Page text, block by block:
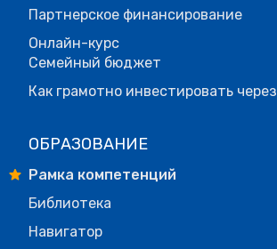
Партнерское финансирование
Онлайн-курс
Семейный бюджет
Как грамотно инвестировать
ОБРАЗОВАНИЕ
Рамка компетенций
Библиотека
Навигатор